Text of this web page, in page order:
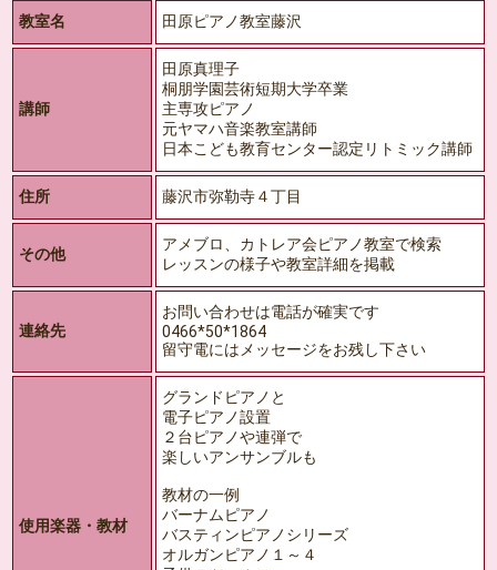
教室名 田原ピアノ教室藤沢
講師
田原真理子
桐朋学園芸術短期大学卒業
主専攻ピアノ
元ヤマハ音楽教室講師
日本こども教育センター認定リトミック講師
住所 藤沢市弥勒寺４丁目
その他
アメブロ、カトレア会ピアノ教室で検索
レッスンの様子や教室詳細を掲載
連絡先
お問い合わせは電話が確実です
0466*50*1864
留守電にはメッセージをお残し下さい
使用楽器・教材
グランドピアノと
電子ピアノ設置
２台ピアノや連弾で
楽しいアンサンブルも
教材の一例
バーナムピアノ
バスティンピアノシリーズ
オルガンピアノ１～４